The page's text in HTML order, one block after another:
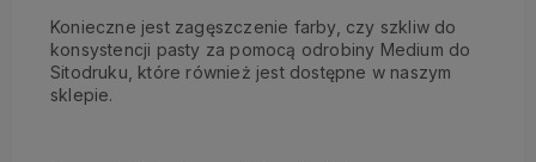
Konieczne jest zagęszczenie farby, czy szkliw do
konsystencji pasty za pomocą odrobiny Medium do
Sitodruku, które również jest dostępne w naszym
sklepie.